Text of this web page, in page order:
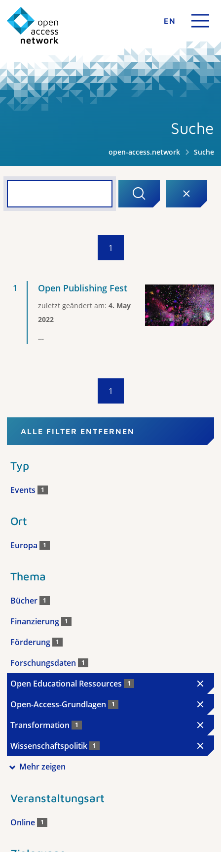
EN
Suche
open-access.network Suche
1
Open Publishing Fest
zuletzt geändert am: 4. May
2022
...
1
ALLE FILTER ENTFERNEN
Typ
Events 1
Ort
Europa 1
Thema
Bücher 1
Finanzierung 1
Förderung 1
Forschungsdaten 1
Open Educational Ressources 1
Open-Access-Grundlagen 1
Transformation 1
Wissenschaftspolitik 1
Mehr zeigen
Veranstaltungsart
Online 1